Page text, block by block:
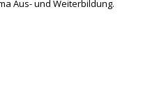
Aus- und Weiterbildung.